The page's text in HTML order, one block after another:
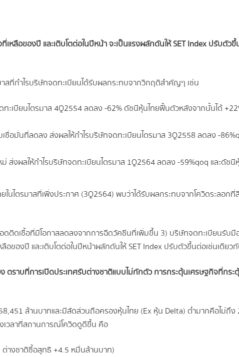
หลือของปี และเติบโตต่อในปีหน้า จะเป็นแรงผลักดันให้ SET Index ปรับตัว
ที่กำไรบริษัทจดทะเบียนได้รับผลกระทบจากวิกฤติสำคัญๆ เช่น
ะเบียนไตรมาส 4Q2554 ลดลง -62% ดัชนีหุ้นไทยฟื้นตัวหลังจากนั้นได้
ชื่อมั่นที่ลดลง ส่งผลให้กำไรบริษัทจดทะเบียนไตรมาส 3Q2558 ลดลง -
ส่งผลให้กำไรบริษัทจดทะเบียนไตรมาส 1Q2564 ลดลง -59%qoq และดั
นไตรมาสที่เพิ่งประกาศ (3Q2564) พบว่าได้รับผลกระทบจากโควิดระลอก
ดติดเชื้อที่มีโอกาสลดลงจากการฉีดวัคซีนที่เพิ่มขึ้น 3) บริษัทจดทะเบียนรับ
อของปี และเติบโตต่อในปีหน้าผลักดันให้ SET Index ปรับตัวขึ้นต่อเช่นเดียว
ตราบที่การเปิดประเทศรับต่างชาติแบบไม่กักตัว การกระตุ้นเศรษฐกิจที่กระ
ล้านบาทและมีสัดส่วนถือครองหุ้นไทย (Ex หุ้น Delta) ต่ำมากคือไม่ถึ
เวลาที่สถานการณ์โควิดดูดีขึ้น คือ
ต่างชาติซื้อสุทธิ +4.5 หมื่นล้านบาท)